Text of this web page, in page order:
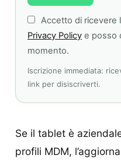
Accetto di ricevere
Privacy Policy e posso
momento.
Iscrizione immediata:
link per disiscriverti.
Se il tablet è
profili MDM,